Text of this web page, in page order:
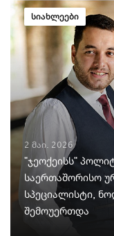
სიახლეები
2 მაი. 2026
"ჯეოქეისს"
საერთაშორისო
სპეციალისტი,
შემოუერთდა